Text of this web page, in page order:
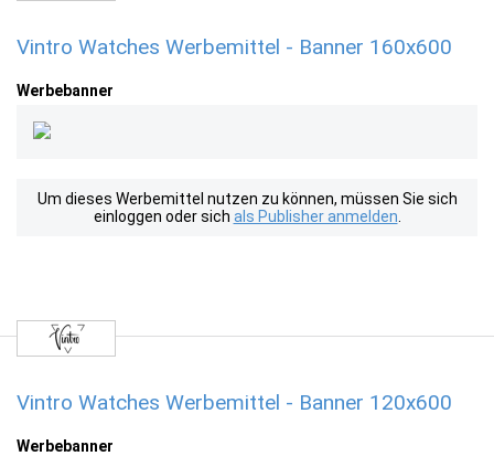
Vintro Watches Werbemittel - Banner 160x600
Werbebanner
Um dieses Werbemittel nutzen zu können, müssen Sie sich
einloggen oder sich als Publisher anmelden
Vintro Watches Werbemittel - Banner 120x600
Werbebanner